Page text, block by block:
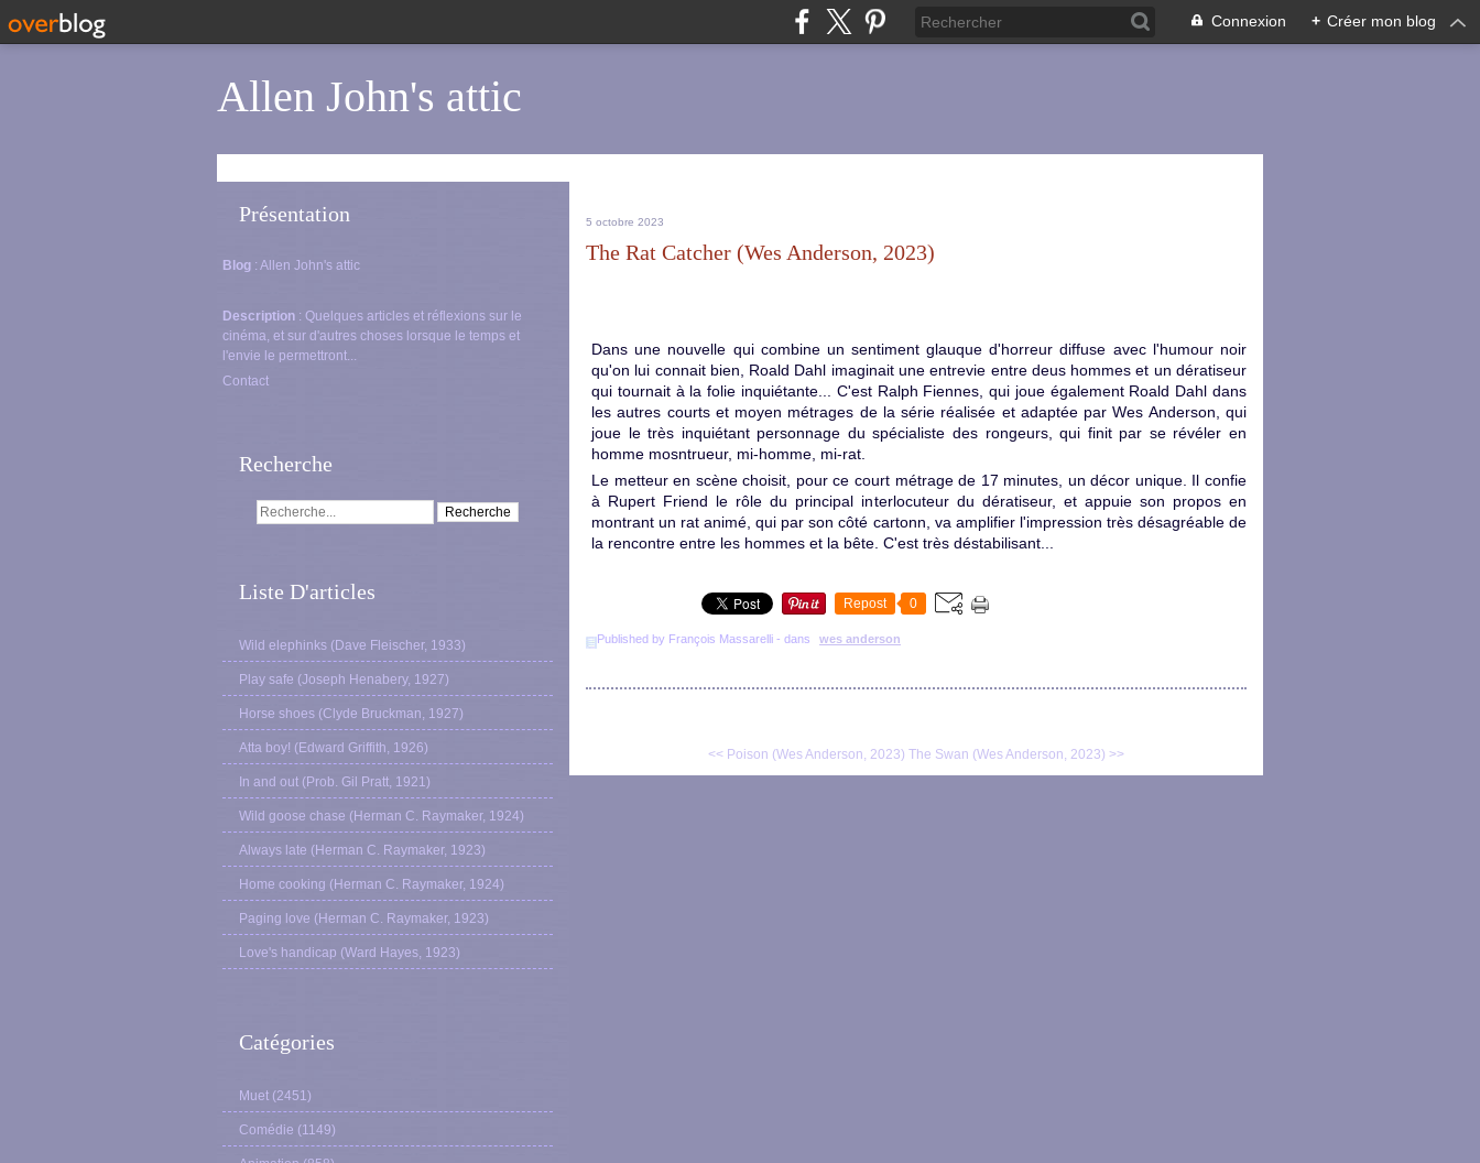
Connexion + Créer mon blog
Allen John's attic
Présentation
Blog : Allen John's attic
Description : Quelques articles et réflexions sur le
cinéma, et sur d'autres choses lorsque le temps et
l'envie le permettront...
Contact
Recherche
Liste D'articles
Wild elephinks (Dave Fleischer, 1933)
Play safe (Joseph Henabery, 1927)
Horse shoes (Clyde Bruckman, 1927)
Atta boy! (Edward Griffith, 1926)
In and out (Prob. Gil Pratt, 1921)
Wild goose chase (Herman C. Raymaker, 1924)
Always late (Herman C. Raymaker, 1923)
Home cooking (Herman C. Raymaker, 1924)
Paging love (Herman C. Raymaker, 1923)
Love's handicap (Ward Hayes, 1923)
Catégories
Muet (2451)
Comédie (1149)
5 octobre 2023
The Rat Catcher (Wes Anderson, 2023)
Dans une nouvelle qui combine un sentiment glauque d'horreur diffuse avec l'humour noir
qu'on lui connait bien, Roald Dahl imaginait une entrevie entre deus hommes et un dératiseur
qui tournait à la folie inquiétante... C'est Ralph Fiennes, qui joue également Roald Dahl dans
les autres courts et moyen métrages de la série réalisée et adaptée par Wes Anderson, qui
joue le très inquiétant personnage du spécialiste des rongeurs, qui finit par se révéler en
homme mosntrueur, mi-homme, mi-rat.
Le metteur en scène choisit, pour ce court métrage de 17 minutes, un décor unique. Il confie
à Rupert Friend le rôle du principal interlocuteur du dératiseur, et appuie son propos en
montrant un rat animé, qui par son côté cartonn, va amplifier l'impression très désagréable de
la rencontre entre les hommes et la bête. C'est très déstabilisant...
Repost 0
Published by François Massarelli - dans wes anderson
<< Poison (Wes Anderson, 2023) The Swan (Wes Anderson, 2023) >>